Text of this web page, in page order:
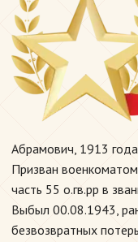
Абрамович, 1913
Призван
часть 55 о.гв.рр в
Выбыл 00.08.1943,
безвозвратных